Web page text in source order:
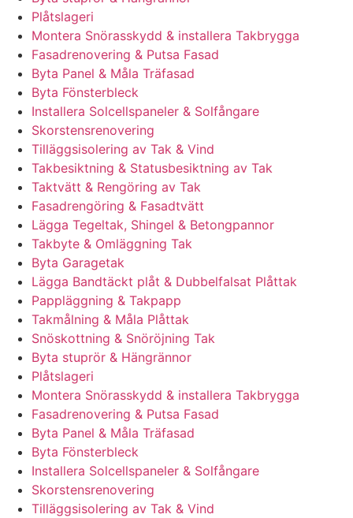
Plåtslageri
Montera Snörasskydd & installera Takbrygga
Fasadrenovering & Putsa Fasad
Byta Panel & Måla Träfasad
Byta Fönsterbleck
Installera Solcellspaneler & Solfångare
Skorstensrenovering
Tilläggsisolering av Tak & Vind
Takbesiktning & Statusbesiktning av Tak
Taktvätt & Rengöring av Tak
Fasadrengöring & Fasadtvätt
Lägga Tegeltak, Shingel & Betongpannor
Takbyte & Omläggning Tak
Byta Garagetak
Lägga Bandtäckt plåt & Dubbelfalsat Plåttak
Pappläggning & Takpapp
Takmålning & Måla Plåttak
Snöskottning & Snöröjning Tak
Byta stuprör & Hängrännor
Plåtslageri
Montera Snörasskydd & installera Takbrygga
Fasadrenovering & Putsa Fasad
Byta Panel & Måla Träfasad
Byta Fönsterbleck
Installera Solcellspaneler & Solfångare
Skorstensrenovering
Tilläggsisolering av Tak & Vind